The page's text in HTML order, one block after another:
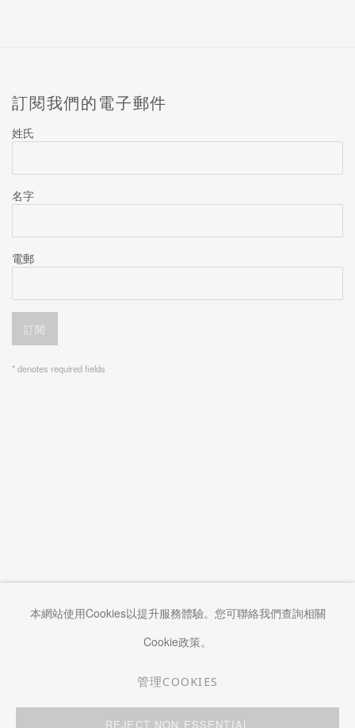
訂閱我們的電子郵件
姓氏
名字
電郵
訂閱
* denotes required fields
COPYRIGHT © 2026 KWAI FUNG HIN 網頁支持 ARTLOGIC
本網站使用Cookies以提升服務體驗。您可聯絡我們查詢相關
Cookie政策。
管理COOKIES
REJECT NON ESSENTIAL